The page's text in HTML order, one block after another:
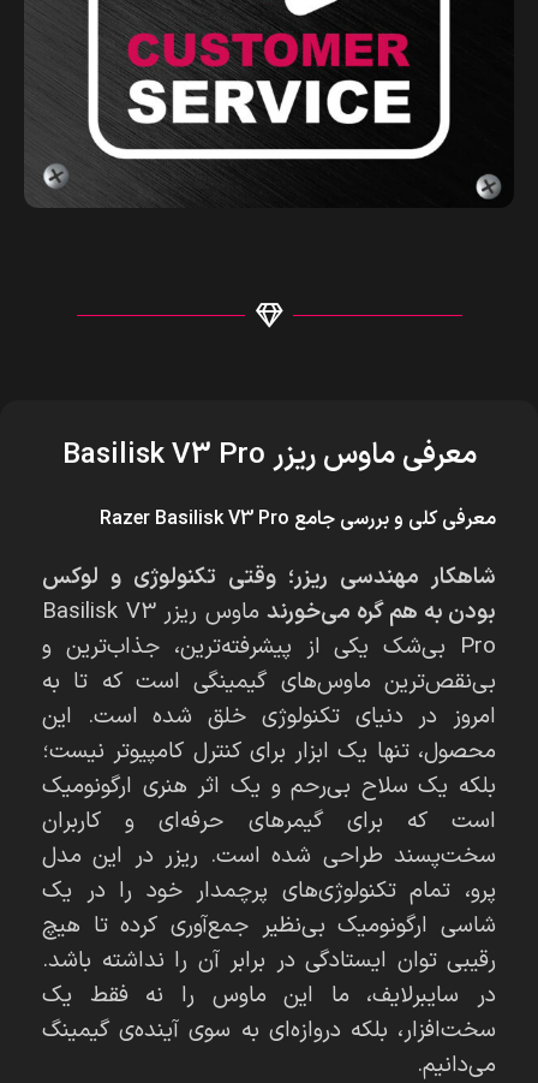
معرفی ماوس ریزر Basilisk V3 Pro
معرفی کلی و بررسی جامع Razer Basilisk V3 Pro
شاهکار مهندسی ریزر؛ وقتی تکنولوژی و لوکس
بودن به هم گره می‌خورند
ماوس ریزر Basilisk V3
Pro بی‌شک یکی از پیشرفته‌ترین، جذاب‌ترین و
بی‌نقص‌ترین ماوس‌های گیمینگی است که تا به
امروز در دنیای تکنولوژی خلق شده است. این
محصول، تنها یک ابزار برای کنترل کامپیوتر نیست؛
بلکه یک سلاح بی‌رحم و یک اثر هنری ارگونومیک
است که برای گیمرهای حرفه‌ای و کاربران
سخت‌پسند طراحی شده است. ریزر در این مدل
پرو، تمام تکنولوژی‌های پرچمدار خود را در یک
شاسی ارگونومیک بی‌نظیر جمع‌آوری کرده تا هیچ
رقیبی توان ایستادگی در برابر آن را نداشته باشد.
در سایبرلایف، ما این ماوس را نه فقط یک
سخت‌افزار، بلکه دروازه‌ای به سوی آینده‌ی گیمینگ
می‌دانیم.